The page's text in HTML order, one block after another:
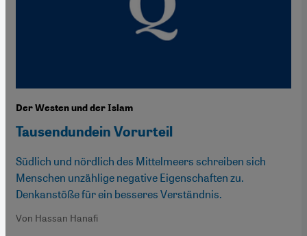
Der Westen und der Islam
Tausendundein Vorurteil
Südlich und nördlich des Mittelmeers schreiben sich
Menschen unzählige negative Eigenschaften zu.
Denkanstöße für ein besseres Verständnis.
Von Hassan Hanafi